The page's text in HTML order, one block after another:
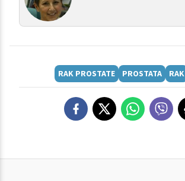
RAK PROSTATE PROSTATA RAK